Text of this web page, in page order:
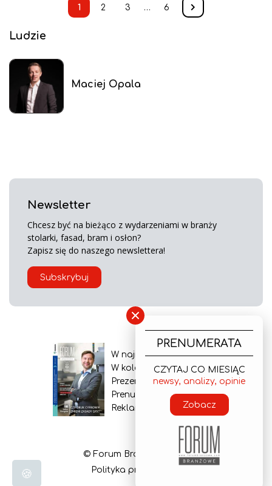
1 2 3 … 6
Ludzie
Maciej Opala
Newsletter
Chcesz być na bieżąco z wydarzeniami w branży
stolarki, fasad, bram i osłon?
Zapisz się do naszego newslettera!
Subskrybuj
W najnowszym wydaniu
W kolejnym numerze
Prezentacja gazety
Prenumerata
Reklama
© Forum Branżowe 2026
Polityka prywatności
×
PRENUMERATA
CZYTAJ CO MIESIĄC
newsy, analizy, opinie
Zobacz
🍪